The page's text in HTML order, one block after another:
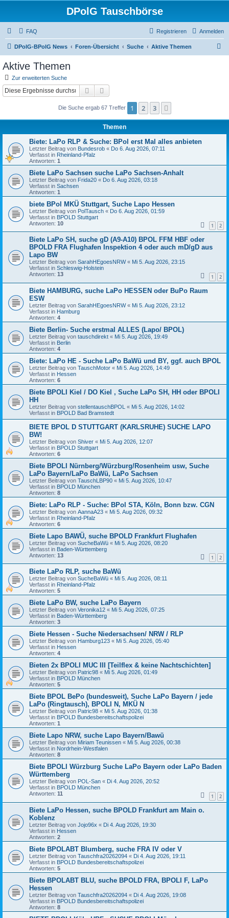
DPolG Tauschbörse
FAQ Anmelden
Registrieren
DPolG-BPolG News Foren-Übersicht Suche Aktive Themen
Aktive Themen
Zur erweiterten Suche
Suche
Die Suche ergab 67 Treffer 1 2 3
Themen
Biete: LaPo RLP & Suche: BPol erst Mal alles anbieten
Letzter Beitrag von Bundesrob « Do 6. Aug 2026, 07:11
Verfasst in Rheinland-Pfalz
Antworten: 1
Biete LaPo Sachsen suche LaPo Sachsen-Anhalt
Letzter Beitrag von Frida20 « Do 6. Aug 2026, 03:18
Verfasst in Sachsen
Antworten: 1
biete BPol MKÜ Stuttgart, Suche Lapo Hessen
Letzter Beitrag von PolTausch « Do 6. Aug 2026, 01:59
Verfasst in BPOLD Stuttgart
Antworten: 10 1 2
Biete LaPo SH, suche gD (A9-A10) BPOL FFM HBF oder
BPOLD FRA Flughafen Inspektion 4 oder auch mD/gD aus
Lapo BW
Letzter Beitrag von SarahHEgoesNRW« Mi 5. Aug 2026, 23:15
Verfasst in Schleswig-Holstein
Antworten: 13 1 2
Biete HAMBURG, suche LaPo HESSEN oder BuPo Raum
ESW
Letzter Beitrag von SarahHEgoesNRW« Mi 5. Aug 2026, 23:12
Verfasst in Hamburg
Antworten: 4
Biete Berlin- Suche erstmal ALLES (Lapo/ BPOL)
Letzter Beitrag von tauschdirekt « Mi 5. Aug 2026, 19:49
Verfasst in Berlin
Antworten: 4
Biete: LaPo HE - Suche LaPo BaWü und BY, ggf. auch BPOL
Letzter Beitrag von TauschMotor « Mi 5. Aug 2026, 14:49
Verfasst in Hessen
Antworten: 6
Biete BPOLI Kiel / DO Kiel , Suche LaPo SH, HH oder BPOLI
HH
Letzter Beitrag von stellentauschBPOL « Mi 5. Aug 2026, 14:02
Verfasst in BPOLD Bad Bramstedt
BIETE BPOL D STUTTGART (KARLSRUHE) SUCHE LAPO
BW!
Letzter Beitrag von Shiver « Mi 5. Aug 2026, 12:07
Verfasst in BPOLD Stuttgart
Antworten: 6
Biete BPOLI Nürnberg/Würzburg/Rosenheim usw, Suche
LaPo Bayern/LaPo BaWü, LaPo Sachsen
Letzter Beitrag von TauschLBP90 « Mi 5. Aug 2026, 10:47
Verfasst in BPOLD München
Antworten: 8
Biete: LaPo RLP - Suche: BPol STA, Köln, Bonn bzw. CGN
Letzter Beitrag von AannaA23 « Mi 5. Aug 2026, 09:32
Verfasst in Rheinland-Pfalz
Antworten: 6
Biete Lapo BAWÜ, suche BPOLD Frankfurt Flughafen
Letzter Beitrag von SucheBaWü « Mi 5. Aug 2026, 08:20
Verfasst in Baden-Württemberg
Antworten: 13 1 2
Biete LaPo RLP, suche BaWü
Letzter Beitrag von SucheBaWü « Mi 5. Aug 2026, 08:11
Verfasst in Rheinland-Pfalz
Antworten: 5
Biete LaPo BW, suche LaPo Bayern
Letzter Beitrag von Veronika12 « Mi 5. Aug 2026, 07:25
Verfasst in Baden-Württemberg
Antworten: 3
Biete Hessen - Suche Niedersachsen/ NRW / RLP
Letzter Beitrag von Hamburg123 « Mi 5. Aug 2026, 05:40
Verfasst in Hessen
Antworten: 4
Bieten 2x BPOLI MUC III [Teilflex & keine Nachtschichten]
Letzter Beitrag von Patric98 « Mi 5. Aug 2026, 01:49
Verfasst in BPOLD München
Antworten: 5
Biete BPOL BePo (bundesweit), Suche LaPo Bayern / jede
LaPo (Ringtausch), BPOLI N, MKÜ N
Letzter Beitrag von Patric98 « Mi 5. Aug 2026, 01:38
Verfasst in BPOLD Bundesbereitschaftspolizei
Antworten: 1
Biete Lapo NRW, suche Lapo Bayern/Bawü
Letzter Beitrag von Miriam Teunissen « Mi 5. Aug 2026, 00:38
Verfasst in Nordrhein-Westfalen
Antworten: 8
Biete BPOLI Würzburg Suche LaPo Bayern oder LaPo Baden
Württemberg
Letzter Beitrag von POL-San « Di 4. Aug 2026, 20:52
Verfasst in BPOLD München
Antworten: 11 1 2
Biete LaPo Hessen, suche BPOLD Frankfurt am Main o.
Koblenz
Letzter Beitrag von Jojo96x « Di 4. Aug 2026, 19:30
Verfasst in Hessen
Antworten: 2
Biete BPOLABT Blumberg, suche FRA IV oder V
Letzter Beitrag von Tauschfra20262094 « Di 4. Aug 2026, 19:11
Verfasst in BPOLD Bundesbereitschaftspolizei
Antworten: 5
Biete BPOLABT BLU, suche BPOLD FRA, BPOLI F, LaPo
Hessen
Letzter Beitrag von Tauschfra20262094 « Di 4. Aug 2026, 19:08
Verfasst in BPOLD Bundesbereitschaftspolizei
Antworten: 8